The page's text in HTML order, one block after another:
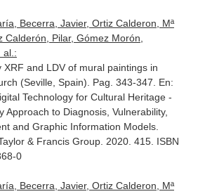
Becerra, Javier, Ortiz Calderon, Mª
Calderón, Pilar, Gómez Morón,
al.:
XRF and LDV of mural paintings in
(Seville, Spain). Pag. 343-347. En:
Technology for Cultural Heritage -
Approach to Diagnosis, Vulnerability,
and Graphic Information Models.
& Francis Group. 2020. 415. ISBN
0
Becerra, Javier, Ortiz Calderon, Mª